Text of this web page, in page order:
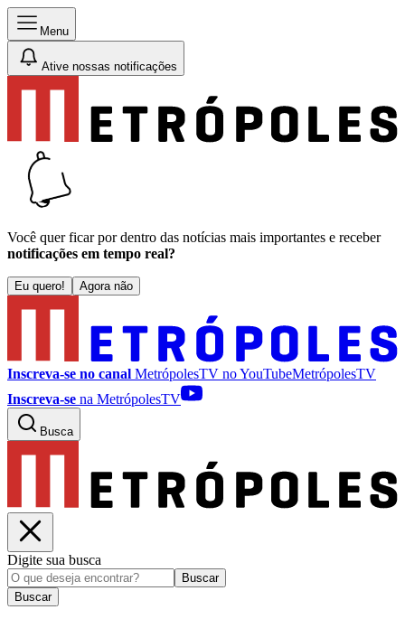
Menu
Ative nossas notificações
Você quer ficar por dentro das notícias mais importantes e receber
notificações em tempo real?
Eu quero! Agora não
Inscreva-se no canal MetrópolesTV noYouTubeMetrópolesTV
Inscreva-se na MetrópolesTV
Busca
Digite sua busca
Buscar
Buscar